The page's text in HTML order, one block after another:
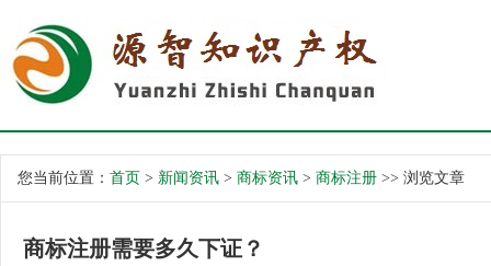
您当前位置： 首页 > 新闻资讯 > 商标资讯 > 商标注册 >> 浏览文章
商标注册需要多久下证？